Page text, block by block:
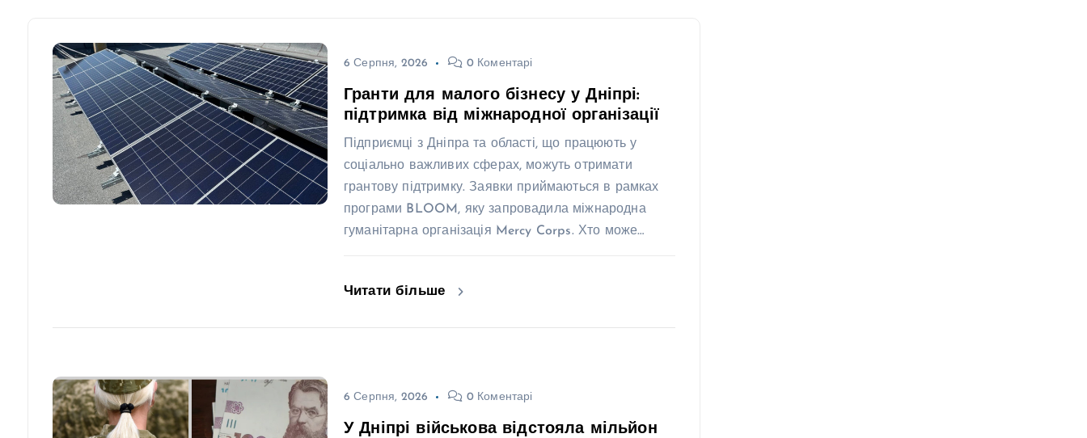
6 Серпня, 2026 0 Коментарі
Гранти для малого бізнесу у Дніпрі:
підтримка від міжнародної організації
Підприємці з Дніпра та області, що працюють у
соціально важливих сферах, можуть отримати
грантову підтримку. Заявки приймаються в рамках
програми BLOOM, яку запровадила міжнародна
гуманітарна організація Mercy Corps. Хто може…
Читати більше
6 Серпня, 2026 0 Коментарі
У Дніпрі військова відстояла мільйон